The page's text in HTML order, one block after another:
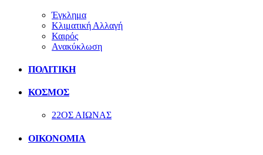
Έγκλημα
Κλιματική Αλλαγή
Καιρός
Ανακύκλωση
ΠΟΛΙΤΙΚΗ
ΚΟΣΜΟΣ
22ΟΣ ΑΙΩΝΑΣ
ΟΙΚΟΝΟΜΙΑ